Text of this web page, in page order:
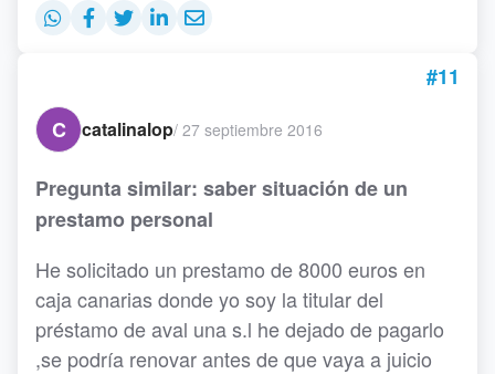
#11
C
catalinalop/ 27 septiembre 2016
Pregunta similar: saber situación de un
prestamo personal
He solicitado un prestamo de 8000 euros en
caja canarias donde yo soy la titular del
préstamo de aval una s.l he dejado de pagarlo
,se podría renovar antes de que vaya a juicio